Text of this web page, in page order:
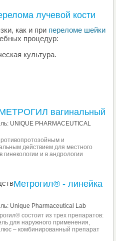
лучевой кости
как и при переломе шейки
процедур:
культура.
вагинальный
UNIQUE PHARMACEUTICAL
и
действием для местного
гинекологии и в андрологии
Метрогил® - линейка
Unique Pharmaceutical Lab
состоит из трех препаратов:
для наружного применения,
– комбинированный препарат